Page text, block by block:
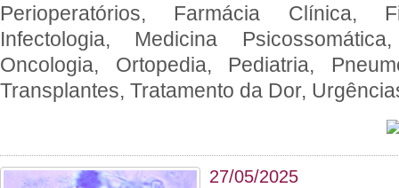
Perioperatórios, Farmácia Clínica,
Infectologia, Medicina
Oncologia, Ortopedia, Pediatria,
Transplantes, Tratamento da Dor,
27/05/2025